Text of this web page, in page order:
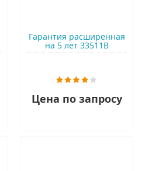
Гарантия расширенная
на 5 лет 33511B
Цена по запросу